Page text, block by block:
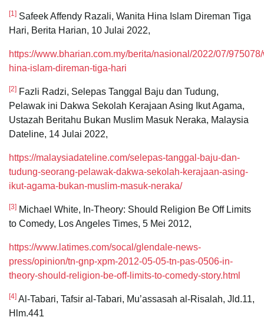
[1] Safeek Affendy Razali, Wanita Hina Islam Direman Tiga
Hari, Berita Harian, 10 Julai 2022,
https://www.bharian.com.my/berita/nasional/2022/07/
hina-islam-direman-tiga-hari
[2] Fazli Radzi, Selepas Tanggal Baju dan Tudung,
Pelawak ini Dakwa Sekolah Kerajaan Asing Ikut Agama,
Ustazah Beritahu Bukan Muslim Masuk Neraka, Malaysia
Dateline, 14 Julai 2022,
https://malaysiadateline.com/selepas-tanggal-baju-dan-
tudung-seorang-pelawak-dakwa-sekolah-kerajaan-asing-
ikut-agama-bukan-muslim-masuk-neraka/
[3] Michael White, In-Theory: Should Religion Be Off Limits
to Comedy, Los Angeles Times, 5 Mei 2012,
https://www.latimes.com/socal/glendale-news-
press/opinion/tn-gnp-xpm-2012-05-05-tn-pas-0506-in-
theory-should-religion-be-off-limits-to-comedy-story.html
[4] Al-Tabari, Tafsir al-Tabari, Mu’assasah al-Risalah, Jld.11,
Hlm.441